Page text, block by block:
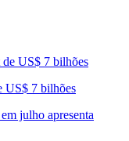
US$ 7 bilhões